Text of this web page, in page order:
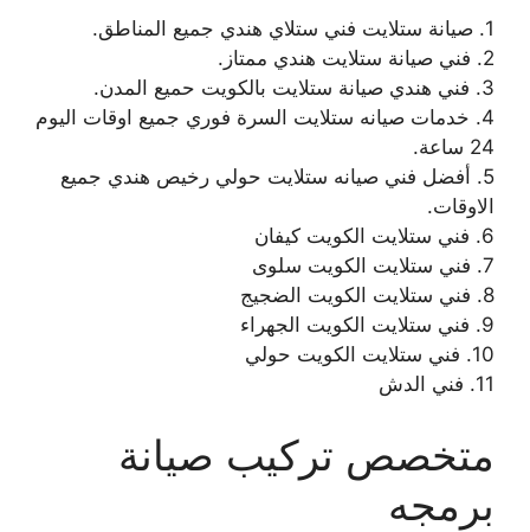
1. صيانة ستلايت فني ستلاي هندي جميع المناطق.
2. فني صيانة ستلايت هندي ممتاز.
3. فني هندي صيانة ستلايت بالكويت حميع المدن.
4. خدمات صيانه ستلايت السرة فوري جميع اوقات اليوم
24 ساعة.
5. أفضل فني صيانه ستلايت حولي رخيص هندي جميع
الاوقات.
6. فني ستلايت الكويت كيفان
7. فني ستلايت الكويت سلوى
8. فني ستلايت الكويت الضجيج
9. فني ستلايت الكويت الجهراء
10. فني ستلايت الكويت حولي
11. فني الدش
متخصص تركيب صيانة
برمجه